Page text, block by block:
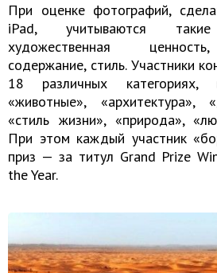
При оценке фотографий,
iPad, учитываются
художественная
содержание, стиль. Участники
18 различных категориях,
«животные», «архитектура»,
«стиль жизни», «природа»,
При этом каждый участник
приз — за титул Grand Prize
the Year.